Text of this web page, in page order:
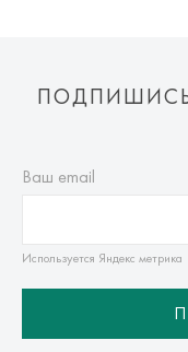
Ваш email
Используется Яндекс метрика